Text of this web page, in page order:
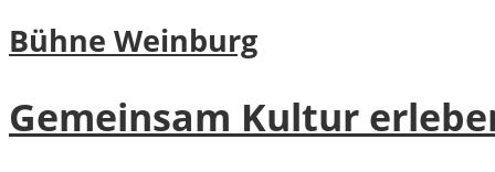
Bühne Weinburg
Gemeinsam Kultur